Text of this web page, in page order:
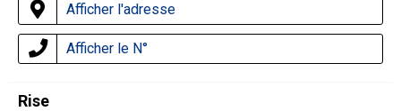
Afficher l'adresse
Afficher le N°
Rise